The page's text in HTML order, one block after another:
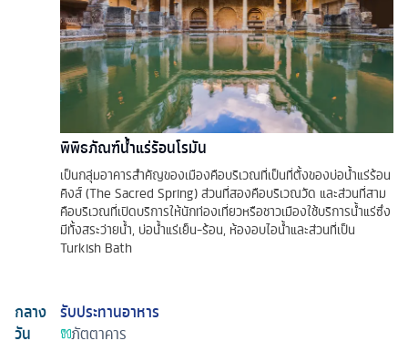
พิพิธภัณฑ์น้ำแร่ร้อนโรมัน
เป็นกลุ่มอาคารสําคัญของเมืองคือบริเวณที่เป็นที่ตั้งของบ่อน้ําแร่ร้อน
คิงส์ (The Sacred Spring) ส่วนที่สองคือบริเวณวัด และส่วนที่สาม
คือบริเวณที่เปิดบริการให้นักท่องเที่ยวหรือชาวเมืองใช้บริการน้ําแร่ซึ่ง
มีทั้งสระว่ายน้ํา, บ่อน้ําแร่เย็น-ร้อน, ห้องอบไอน้ําและส่วนที่เป็น
Turkish Bath
กลาง
วัน
รับประทานอาหาร
ภัตตาคาร